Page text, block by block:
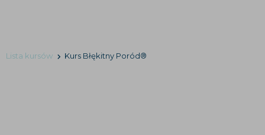
Lista kursów Kurs Błękitny Poród®